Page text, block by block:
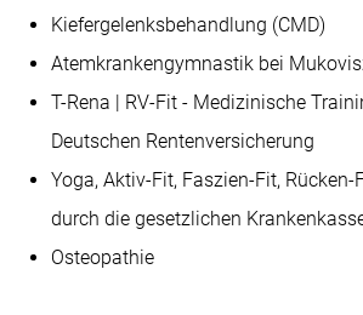
Kiefergelenksbehandlung (CMD)
Atemkrankengymnastik bei
T-Rena | RV-Fit - Medizinische
Deutschen Rentenversicherung
Yoga, Aktiv-Fit, Faszien-Fit,
durch die gesetzlichen
Osteopathie